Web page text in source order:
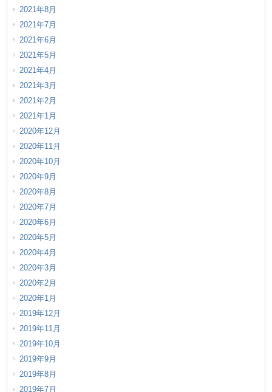
2021年8月
2021年7月
2021年6月
2021年5月
2021年4月
2021年3月
2021年2月
2021年1月
2020年12月
2020年11月
2020年10月
2020年9月
2020年8月
2020年7月
2020年6月
2020年5月
2020年4月
2020年3月
2020年2月
2020年1月
2019年12月
2019年11月
2019年10月
2019年9月
2019年8月
2019年7月